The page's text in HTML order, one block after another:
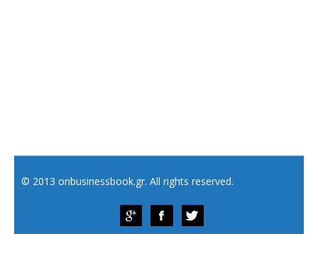
© 2013 onbusinessbook.gr. All rights reserved.